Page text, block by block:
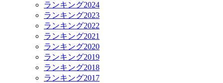
ランキング2024
ランキング2023
ランキング2022
ランキング2021
ランキング2020
ランキング2019
ランキング2018
ランキング2017